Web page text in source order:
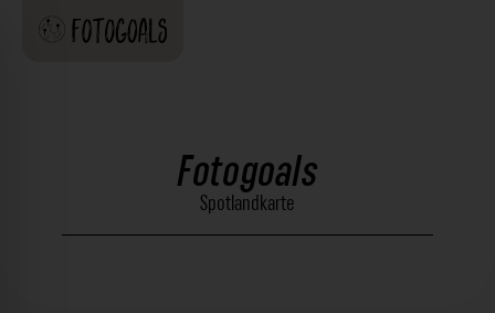
Fotogoals
Spotlandkarte